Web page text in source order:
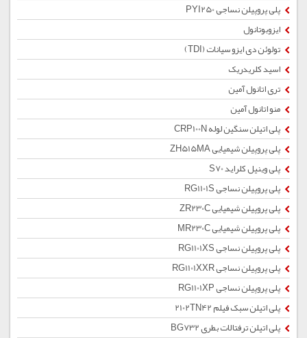
پلی پروپیلن نساجی PYI250
ایزوبوتانول
تولوئن دی ایزو سیانات (TDI)
اسید کلریدریک
تری اتانول آمین
منو اتانول آمین
پلی اتیلن سنگین لوله CRP100N
پلی پروپیلن شیمیایی ZH515MA
پلی وینیل کلراید S70
پلی پروپیلن نساجی RG1101S
پلی پروپیلن شیمیایی ZR230C
پلی پروپیلن شیمیایی MR230C
پلی پروپیلن نساجی RG1101XS
پلی پروپیلن نساجی RG1101XXR
پلی پروپیلن نساجی RG1101XP
پلی اتیلن سبک فیلم 2102TN42
پلی اتیلن ترفتالات بطری BG732